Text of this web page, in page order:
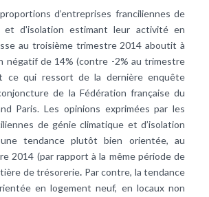
d’entreprises franciliennes de
et d'isolation estimant leur activité en
au troisième trimestre 2014 aboutit à
négatif de 14% (contre -2% au trimestre
ce qui ressort de la dernière enquête
de la Fédération française du
Paris. Les opinions exprimées par les
de génie climatique et d’isolation
tendance plutôt bien orientée, au
2014 (par rapport à la même période de
de trésorerie. Par contre, la tendance
en logement neuf, en locaux non